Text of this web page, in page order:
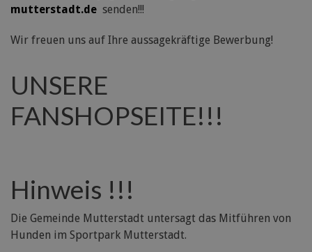
mutterstadt.de senden!!!
Wir freuen uns auf Ihre aussagekräftige Bewerbung!
UNSERE
FANSHOPSEITE!!!
Hinweis !!!
Die Gemeinde Mutterstadt untersagt das Mitführen von
Hunden im Sportpark Mutterstadt.